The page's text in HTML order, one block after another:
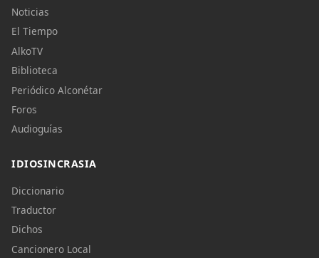
Noticias
El Tiempo
AlkoTV
Biblioteca
Periódico Alconétar
Foros
Audioguías
IDIOSINCRASIA
Diccionario
Traductor
Dichos
Cancionero Local